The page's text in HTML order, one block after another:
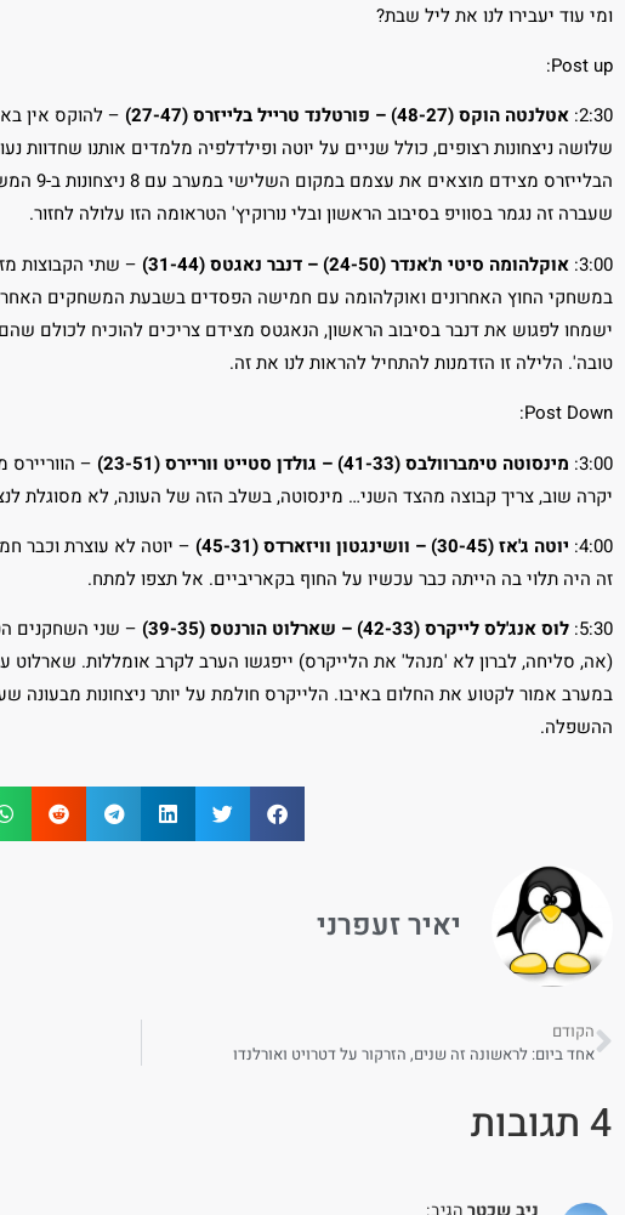
ומי עוד יעבירו לנו את ליל שבת?
Post up:
2:30: אטלנטה הוקס (48-27) – פורטלנד טרייל בלייזרס (27-47)
– להוקס אין
שלושה ניצחונות רצופים, כולל שניים על יוטה ופילדלפיה מלמדים אותנו שחדוות
שעברה זה נגמר בסוויפ בסיבוב הראשון ובלי נורוקיץ' הטראומה הזו עלולה לחזור.
3:00: אוקלהומה סיטי ת'אנדר (24-50) – דנבר נאגטס (31-44)
– שתי הקבוצות
במשחקי החוץ האחרונים ואוקלהומה עם חמישה הפסדים בשבעת המשחקים
ישמחו לפגוש את דנבר בסיבוב הראשון, הנאגטס מצידם צריכים להוכיח לכולם
טובה'. הלילה זו הזדמנות להתחיל להראות לנו את זה.
Post Down:
3:00: מינסוטה טימברוולבס (41-33) – גולדן סטייט ווריירס (23-51)
–
יקרה שוב, צריך קבוצה מהצד השני… מינסוטה, בשלב הזה של העונה, לא מסוגלת
4:00: יוטה ג'אז (30-45) – וושינגטון וויזארדס (45-31)
– יוטה לא עוצרת וכבר
זה היה תלוי בה הייתה כבר עכשיו על החוף בקאריביים. אל תצפו למתח.
5:30: לוס אנג'לס לייקרס (42-33) – שארלוט הורנטס (39-35)
– שני השחקנים
(אה, סליחה, לברון לא 'מנהל' את הלייקרס) ייפגשו הערב לקרב אומללות.
ההשפלה.
יאיר זעפרני
הקודם
אחד ביום: לראשונה זה שנים, הזרקור על דטרויט ואורלנדו
4 תגובות